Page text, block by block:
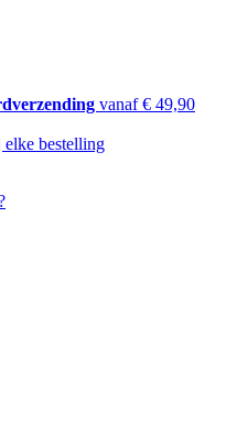
vanaf € 49,90
elke bestelling